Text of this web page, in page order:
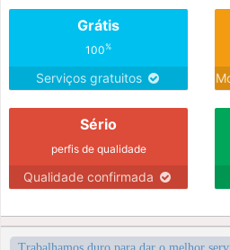
Grátis
100%
Serviços gratuitos
Sério
perfis de qualidade
Qualidade confirmada